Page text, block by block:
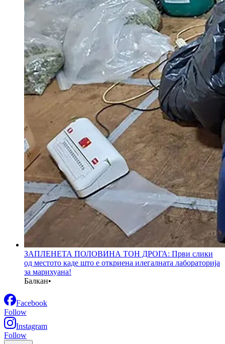
ЗАПЛЕНЕТА ПОЛОВИНА ТОН ДРОГА: Први слики
од местото каде што е откриена илегалната лабораторија
за марихуана!
Балкан•
Facebook
Follow
Instagram
Follow